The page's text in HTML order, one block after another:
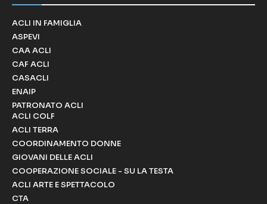
ACLI IN FAMIGLIA
ASPEVI
CAA ACLI
CAF ACLI
CASACLI
ENAIP
PATRONATO ACLI
ACLI COLF
ACLI TERRA
COORDINAMENTO DONNE
GIOVANI DELLE ACLI
COOPERAZIONE SOCIALE - SU LA TESTA
ACLI ARTE E SPETTACOLO
CTA